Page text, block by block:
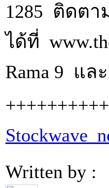
1285 ติดต
ได้ที่
Rama 9 แล
Written by :